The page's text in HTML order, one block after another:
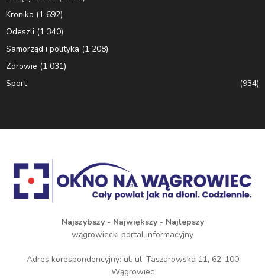
Kronika (1 692)
Odeszli (1 340)
Samorząd i polityka (1 208)
Zdrowie (1 031)
Sport
(934)
Najszybszy - Największy - Najlepszy
wągrowiecki portal informacyjny
Adres korespondencyjny: ul. ul. Taszarowska 11, 62-100
Wągrowiec